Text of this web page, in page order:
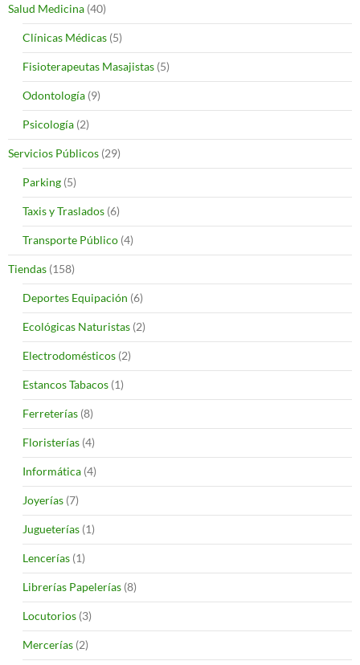
Salud Medicina (40)
Clínicas Médicas (5)
Fisioterapeutas Masajistas (5)
Odontología (9)
Psicología (2)
Servicios Públicos (29)
Parking (5)
Taxis y Traslados (6)
Transporte Público (4)
Tiendas (158)
Deportes Equipación (6)
Ecológicas Naturistas (2)
Electrodomésticos (2)
Estancos Tabacos (1)
Ferreterías (8)
Floristerías (4)
Informática (4)
Joyerías (7)
Jugueterías (1)
Lencerías (1)
Librerías Papelerías (8)
Locutorios (3)
Mercerías (2)